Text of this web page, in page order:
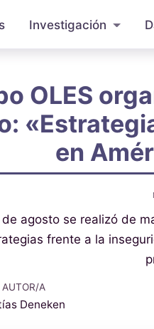
Investigación
OLES
en
agosto se realizó de
frente a la
AUTOR/A
Deneken